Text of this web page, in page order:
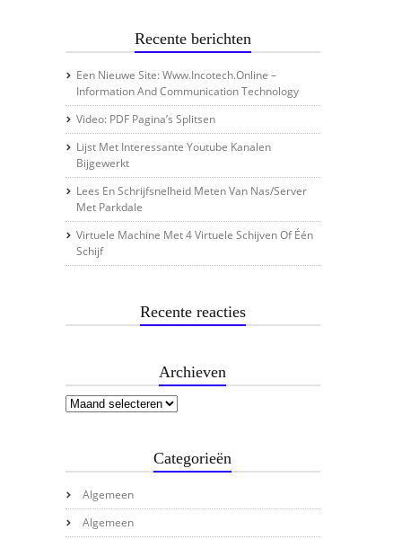
Recente berichten
Een Nieuwe Site: Www.incotech.online –
Information And Communication Technology
Video: PDF Pagina’s Splitsen
Lijst Met Interessante Youtube Kanalen
Bijgewerkt
Lees En Schrijfsnelheid Meten Van Nas/server
Met Parkdale
Virtuele Machine Met 4 Virtuele Schijven Of Één
Schijf
Recente reacties
Archieven
Categorieën
Algemeen
Algemeen